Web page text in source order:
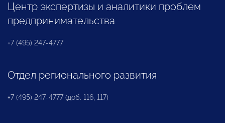
Центр экспертизы и аналитики проблем
предпринимательства
+7 (495) 247-4777
Отдел регионального развития
+7 (495) 247-4777 (доб. 116, 117)